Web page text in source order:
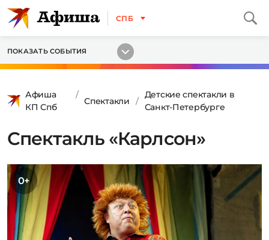
СПБ
ПОКАЗАТЬ СОБЫТИЯ
Афиша
КП Спб
Спектакли
Детские спектакли в
Санкт-Петербурге
Спектакль «Карлсон»
0+